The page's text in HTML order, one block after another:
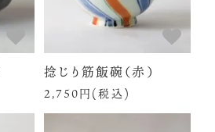
捻じり筋飯碗（赤）
2,750円(税込)